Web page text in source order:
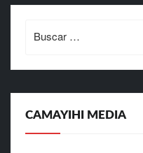
for:
CAMAYIHI MEDIA